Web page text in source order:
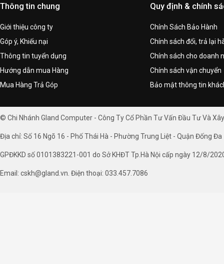
Thông tin chung
Giới thiệu công ty
Góp ý, Khiếu nại
Thông tin tuyển dụng
Hướng dẫn mua Hàng
Mua Hàng Trả Góp
Quy định & chính
Chính Sách Bảo Hành
Chính sách đổi, trả lại
Chính sách cho doanh
Chính sách vận chuyển
Bảo mật thông tin
© Chi Nhánh Gland Computer - Công Ty Cổ Phần Tư Vấn Đầu Tư Và
Địa chỉ: Số 16 Ngõ 16 - Phố Thái Hà - Phường Trung Liệt - Quận Đống Đa
GPĐKKD số 0101383221-001 do Sở KHĐT Tp.Hà Nội cấp ngày 12/8/
Email: cskh@gland.vn. Điện thoại: 033.457.7086